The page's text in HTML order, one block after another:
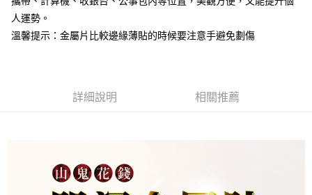
帳／街口支付／iPASS MONEY」等通路繳費。
【注意事項】
資料（包含姓名、電話或地址）提供予台灣大哥大進項蒐集、處理及利用，
２．訂單成立數日內，您將收到繳費通知簡訊。
３．收到繳費通知簡訊後14天內，點擊此簡訊中的連結，可透過四大超商／
ATM／網路銀行／等多元方式進行付款，方視為交易完成。
是否繳費成功／繳費後需取消欲退款等相關疑問，請聯繫「AFTEE先享後付
易，需依本服務之必要範圍內提供個人資料，並將交易相關給付款項請求債
權轉讓予恩沛科技股份有限公司。
２．關於個人資料處理事宜，請瀏覽以下網址：
全家取貨付款
每筆NT$80，滿NT$1,288(含以上)免運費
每筆NT$80，滿NT$1,288(含以上)免運費
人運勢。
溫馨提示：金屬片比較邊緣薄貼的時候要注意手避免劃傷
詳細說明 相關推薦